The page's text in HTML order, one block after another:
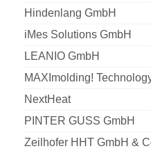
Hindenlang GmbH
iMes Solutions GmbH
LEANIO GmbH
MAXImolding!
NextHeat
PINTER GUSS GmbH
Zeilhofer HHT GmbH &